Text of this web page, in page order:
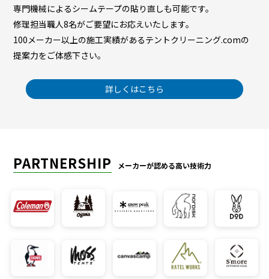
専門機械によるシームテープの貼り直しも可能です。
修理担当職人8名がご要望にお応えいたします。
100メーカー以上の施工実績があるテントクリーニング.comの
提案力をご体感下さい。
詳しくはこちら
PARTNERSHIP メーカーが認める高い技術力